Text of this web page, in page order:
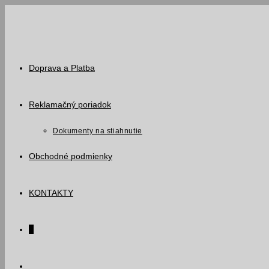
Doprava a Platba
Reklamačný poriadok
Dokumenty na stiahnutie
Obchodné podmienky
KONTAKTY